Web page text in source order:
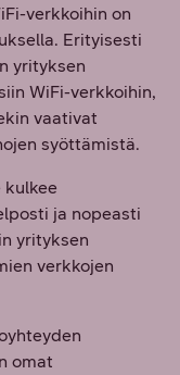
verkkoihin on
Erityisesti
yrityksen
WiFi-verkkoihin,
vaativat
syöttämistä.
kulkee
ja nopeasti
yrityksen
verkkojen
omat